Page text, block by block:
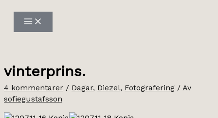
innehåll
vinterprins.
4 kommentarer / Dagar, Diezel, Fotografering / Av
sofiegustafsson